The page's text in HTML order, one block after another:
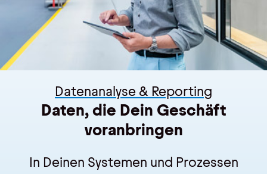
Datenanalyse & Reporting
Daten, die Dein Geschäft
voranbringen
In Deinen Systemen und Prozessen
AGBs
Hinweisgebersystem